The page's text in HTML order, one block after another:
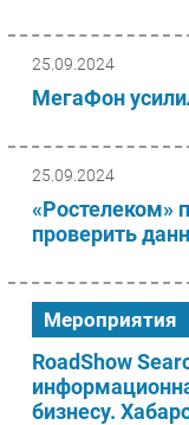
25.09.2024
МегаФон
25.09.2024
«Ростелеком»
проверить
Мероприятия
RoadShow
бизнесу.